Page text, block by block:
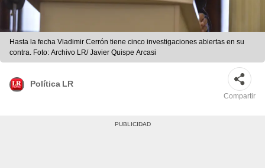
Hasta la fecha Vladimir Cerrón tiene cinco investigaciones abiertas en su
contra. Foto: Archivo LR/ Javier Quispe Arcasi
Política LR
Compartir